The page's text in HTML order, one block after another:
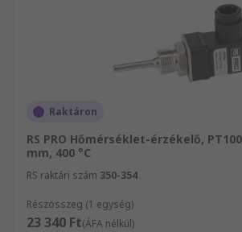
Raktáron
RS PRO Hőmérséklet-érzékelő,
mm, 400 °C
RS raktári szám 350-354
Részösszeg (1 egység)
23 340 Ft(ÁFA nélkül)